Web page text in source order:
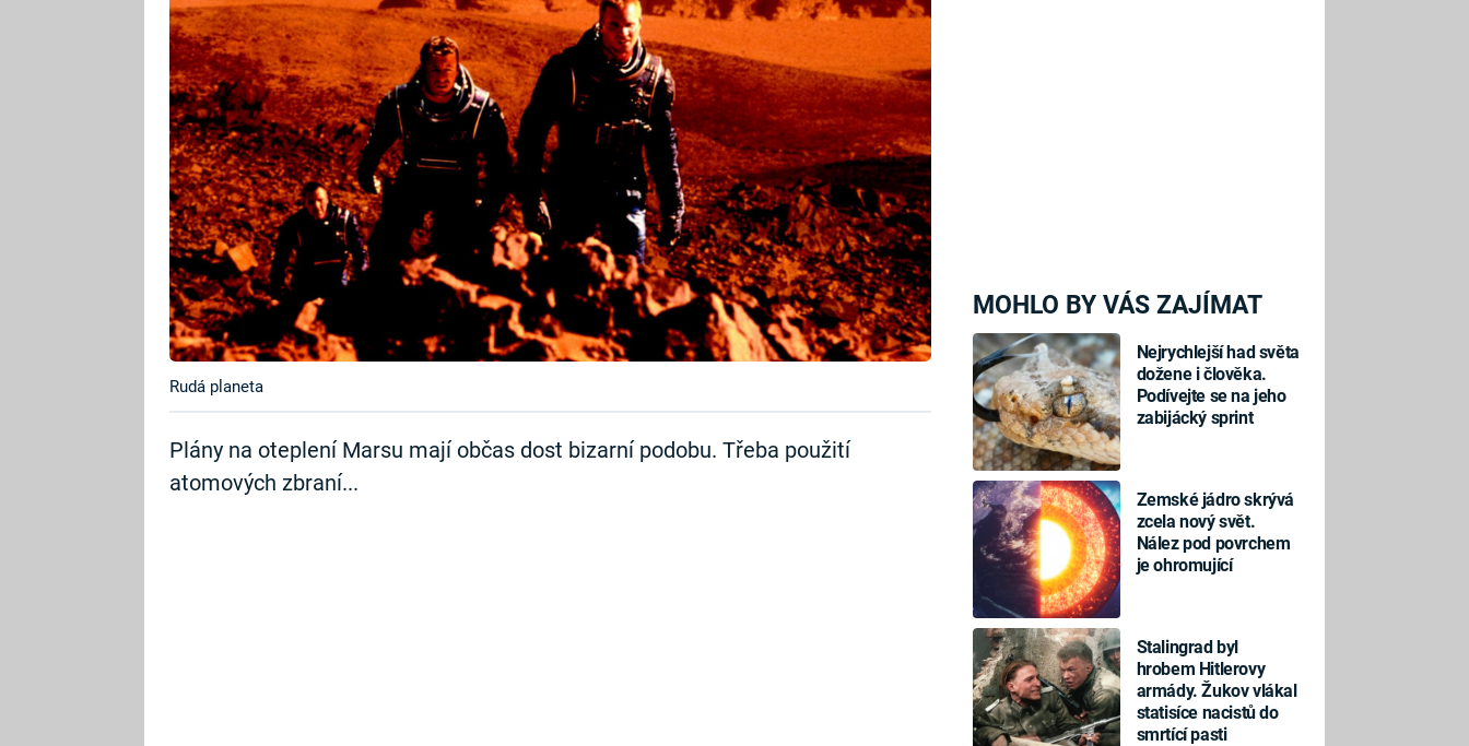
MOHLO BY VÁS ZAJÍMAT
Nejrychlejší had světa
dožene i člověka.
Podívejte se na jeho
zabijácký sprint
Zemské jádro skrývá
zcela nový svět.
Nález pod povrchem
je ohromující
Stalingrad byl
hrobem Hitlerovy
armády. Žukov vlákal
statisíce nacistů do
smrtící pasti
Rudá planeta
Plány na oteplení Marsu mají občas dost bizarní podobu. Třeba použití
atomových zbraní...